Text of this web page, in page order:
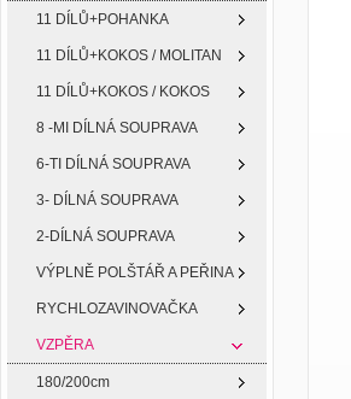
11 DÍLŮ+POHANKA
11 DÍLŮ+KOKOS / MOLITAN
11 DÍLŮ+KOKOS / KOKOS
8 -MI DÍLNÁ SOUPRAVA
6-TI DÍLNÁ SOUPRAVA
3- DÍLNÁ SOUPRAVA
2-DÍLNÁ SOUPRAVA
VÝPLNĚ POLŠTÁŘ A PEŘINA
RYCHLOZAVINOVAČKA
VZPĚRA
180/200cm